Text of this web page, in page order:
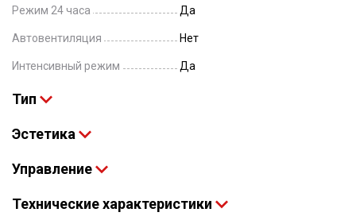
Режим 24 часа Да
Автовентиляция Нет
Интенсивный режим Да
Тип
Эстетика
Управление
Технические характеристики